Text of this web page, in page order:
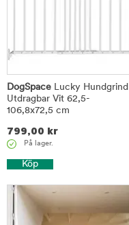
DogSpace Lucky Hundgrind
Utdragbar Vit 62,5-
106,8x72,5 cm
799,00 kr
På lager.
Köp